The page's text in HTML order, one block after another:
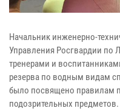
Начальник инженерно-
Управления Росгвардии по
тренерами и
резерва по водным видам
было посвящено правилам
подозрительных предметов.